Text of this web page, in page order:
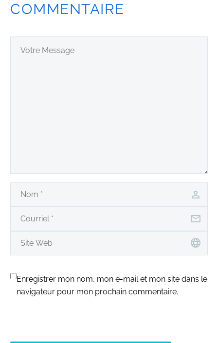
COMMENTAIRE
Enregistrer mon nom, mon e-mail et mon site dans le
navigateur pour mon prochain commentaire.